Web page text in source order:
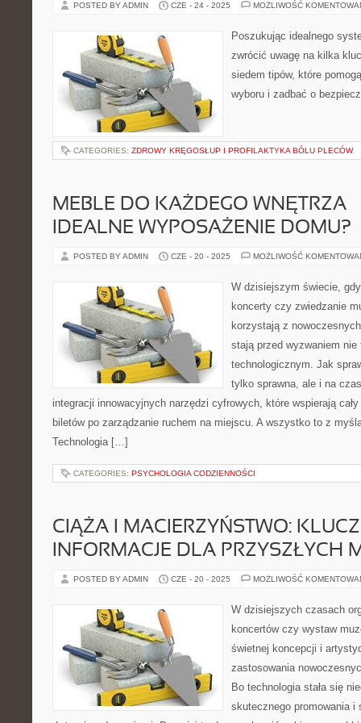
POSTED BY ADMIN CZE - 24 - 2025 MOŻLIWOŚĆ
Poszukując idealnego
zwrócić uwagę na kilka
siedem tipów, które
wyboru i zadbać o
CATEGORIES: ZDROWY KRĘGOSŁUP I PROFILAKTYKA BÓLU PLECÓW
MEBLE DO KAŻDEGO WNĘTRZA
IDEALNE WYPOSAŻENIE DOMU?
POSTED BY ADMIN CZE - 20 - 2025 MOŻLIWOŚĆ
W dzisiejszym świecie,
koncerty czy zwiedzanie
korzystają z
stają przed wyzwaniem
technologicznym. Jak
tylko sprawna, ale i na
integracji innowacyjnych narzędzi cyfrowych, które wspierają
biletów po zarządzanie ruchem na miejscu. A wszystko to z
Technologia […]
CATEGORIES: PSYCHOLOGIA CODZIENNOŚCI
CIĄŻA I MACIERZYŃSTWO:
INFORMACJE DLA PRZYSZŁYCH
POSTED BY ADMIN CZE - 20 - 2025 MOŻLIWOŚĆ
W dzisiejszych czasach
koncertów czy wystaw
świetnej koncepcji i
zastosowania
Bo technologia stała się
skutecznego promowania i